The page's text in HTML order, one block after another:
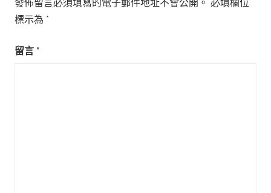
發佈留言必須填寫的電子郵件地址不會公開。 必填欄位
標示為 *
留言 *